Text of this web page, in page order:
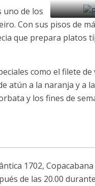
uno de los
Con sus pisos de
que prepara platos
como el filete
atún a la naranja y a
y los fines de
1702, Copacabana
de las 20.00